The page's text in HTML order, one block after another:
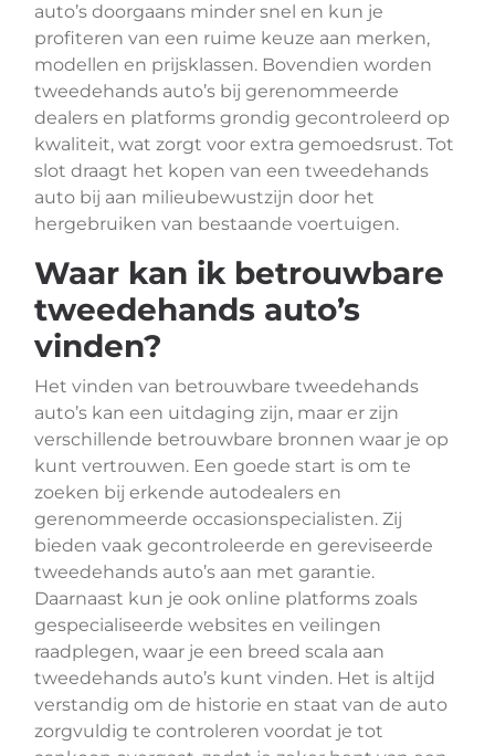
auto’s doorgaans minder snel en kun je
profiteren van een ruime keuze aan merken,
modellen en prijsklassen. Bovendien worden
tweedehands auto’s bij gerenommeerde
dealers en platforms grondig gecontroleerd op
kwaliteit, wat zorgt voor extra gemoedsrust. Tot
slot draagt het kopen van een tweedehands
auto bij aan milieubewustzijn door het
hergebruiken van bestaande voertuigen.
Waar kan ik betrouwbare
tweedehands auto’s
vinden?
Het vinden van betrouwbare tweedehands
auto’s kan een uitdaging zijn, maar er zijn
verschillende betrouwbare bronnen waar je op
kunt vertrouwen. Een goede start is om te
zoeken bij erkende autodealers en
gerenommeerde occasionspecialisten. Zij
bieden vaak gecontroleerde en gereviseerde
tweedehands auto’s aan met garantie.
Daarnaast kun je ook online platforms zoals
gespecialiseerde websites en veilingen
raadplegen, waar je een breed scala aan
tweedehands auto’s kunt vinden. Het is altijd
verstandig om de historie en staat van de auto
zorgvuldig te controleren voordat je tot